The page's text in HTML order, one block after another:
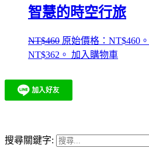
智慧的時空行旅
NT$460 原始價格：NT$460。
NT$362。 加入購物車
搜尋關鍵字: